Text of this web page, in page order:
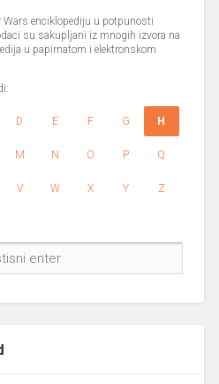
Wars enciklopediju u potpunosti
su sakupljani iz mnogih izvora na
u papirnatom i elektronskom
D E F G H
M N O P Q
V W X Y Z